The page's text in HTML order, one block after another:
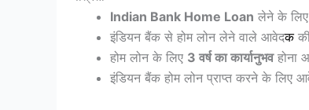
Indian Bank Home Loan लेने के
इंडियन बैंक से होम लोन लेने वाले आवेदक
होम लोन के लिए 3 वर्ष का कार्यानुभवहोना
इंडियन बैंक होम लोन प्राप्त करने के लिए